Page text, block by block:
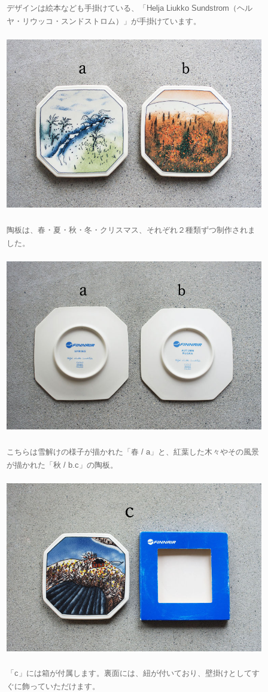
デザインは絵本なども手掛けている、「Helja Liukko Sundstrom（ヘル
ヤ・リウッコ・スンドストロム）」が手掛けています。
陶板は、春・夏・秋・冬・クリスマス、それぞれ２種類ずつ制作されま
した。
こちらは雪解けの様子が描かれた「春 / a」と、紅葉した木々やその風景
が描かれた「秋 / b.c」の陶板。
「c」には箱が付属します。裏面には、紐が付いており、壁掛けとしてす
ぐに飾っていただけます。